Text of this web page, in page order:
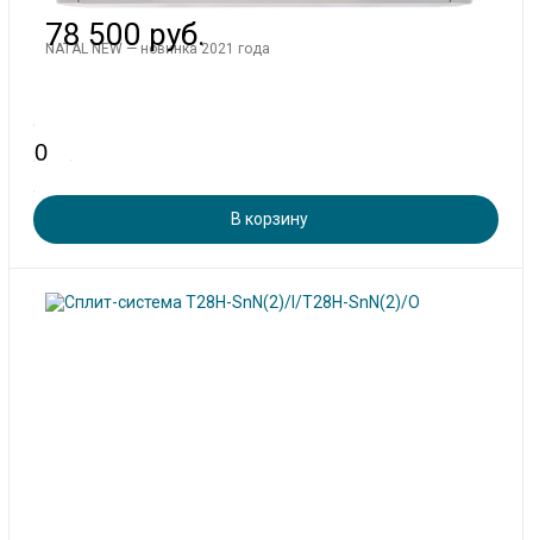
NATAL NEW — новинка 2021 года
78 500 руб.
В корзину